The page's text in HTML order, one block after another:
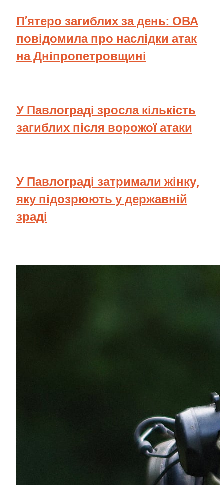
П’ятеро загиблих за день: ОВА
повідомила про наслідки атак
на Дніпропетровщині
У Павлограді зросла кількість
загиблих після ворожої атаки
У Павлограді затримали жінку,
яку підозрюють у державній
зраді